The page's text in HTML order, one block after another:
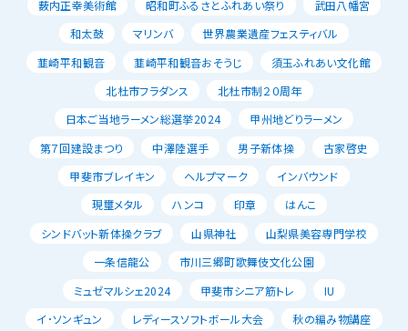
薮内正幸美術館
昭和町ふるさとふれあい祭り
武田八幡宮
和太鼓
マリンバ
世界農業遺産フェスティバル
韮崎平和観音
韮崎平和観音おそうじ
須玉ふれあい文化館
北杜市フラダンス
北杜市制２０周年
日本ご当地ラーメン総選挙2024
甲州地どりラーメン
第７回建設まつり
中澤陸選手 男子新体操
古家啓史
甲斐市ブレイキン
ヘルプマーク
インバウンド
現璽メタル
ハンコ 印章
はんこ
シンドバット新体操クラブ
山県神社
山梨県美容専門学校
一条信龍公
市川三郷町歌舞伎文化公園
ミュゼマルシェ2024
甲斐市シニア筋トレ
IU
イ･ソンギュン
レディースソフトボール大会
秋の編み物講座